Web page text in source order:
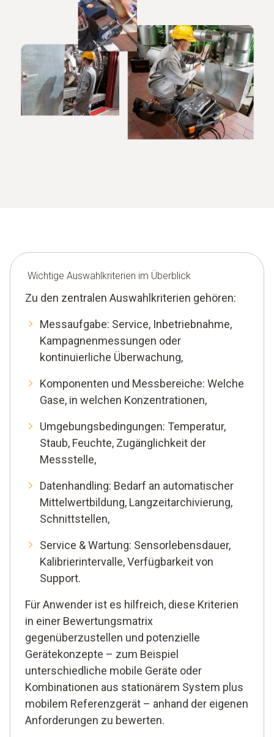
Wichtige Auswahlkriterien im Überblick
Zu den zentralen Auswahlkriterien gehören:
Messaufgabe: Service, Inbetriebnahme,
Kampagnenmessungen oder
kontinuierliche Überwachung,
Komponenten und Messbereiche: Welche
Gase, in welchen Konzentrationen,
Umgebungsbedingungen: Temperatur,
Staub, Feuchte, Zugänglichkeit der
Messstelle,
Datenhandling: Bedarf an automatischer
Mittelwertbildung, Langzeitarchivierung,
Schnittstellen,
Service & Wartung: Sensorlebensdauer,
Kalibrierintervalle, Verfügbarkeit von
Support.
Für Anwender ist es hilfreich, diese Kriterien
in einer Bewertungsmatrix
gegenüberzustellen und potenzielle
Gerätekonzepte – zum Beispiel
unterschiedliche mobile Geräte oder
Kombinationen aus stationärem System plus
mobilem Referenzgerät – anhand der eigenen
Anforderungen zu bewerten.